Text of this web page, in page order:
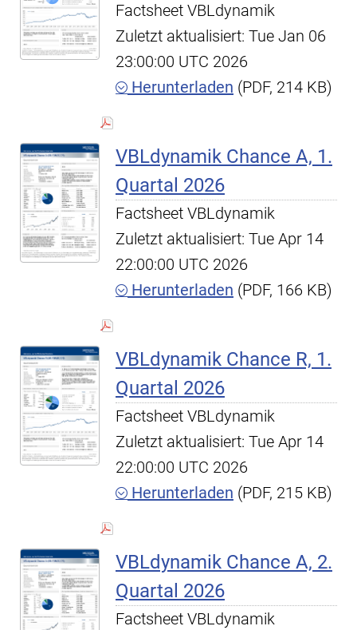
Factsheet VBLdynamik
Zuletzt aktualisiert: Tue Jan 06
23:00:00 UTC 2026
Herunterladen (PDF, 214 KB)
VBLdynamik Chance A, 1.
Quartal 2026
Factsheet VBLdynamik
Zuletzt aktualisiert: Tue Apr 14
22:00:00 UTC 2026
Herunterladen (PDF, 166 KB)
VBLdynamik Chance R, 1.
Quartal 2026
Factsheet VBLdynamik
Zuletzt aktualisiert: Tue Apr 14
22:00:00 UTC 2026
Herunterladen (PDF, 215 KB)
VBLdynamik Chance A, 2.
Quartal 2026
Factsheet VBLdynamik